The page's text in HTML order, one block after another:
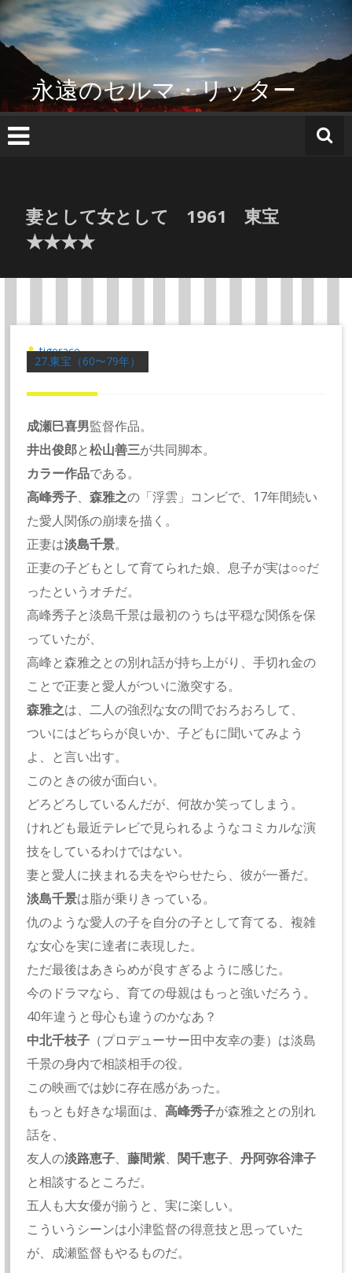
コ
ン
テ
へ
ス
キ
永遠のセルマ・リッター
妻として女として 1961 東宝
★★★★
27.東宝（60〜79年）
tigerace
成瀬巳喜男監督作品。
井出俊郎と松山善三が共同脚本。
カラー作品である。
高峰秀子、森雅之の「浮雲」コンビで、17年間続い
た愛人関係の崩壊を描く。
正妻は淡島千景。
正妻の子どもとして育てられた娘、息子が実は○○だ
ったというオチだ。
高峰秀子と淡島千景は最初のうちは平穏な関係を保
っていたが、
高峰と森雅之との別れ話が持ち上がり、手切れ金の
ことで正妻と愛人がついに激突する。
森雅之は、二人の強烈な女の間でおろおろして、
ついにはどちらが良いか、子どもに聞いてみよう
よ、と言い出す。
このときの彼が面白い。
どろどろしているんだが、何故か笑ってしまう。
けれども最近テレビで見られるようなコミカルな演
技をしているわけではない。
妻と愛人に挟まれる夫をやらせたら、彼が一番だ。
淡島千景は脂が乗りきっている。
仇のような愛人の子を自分の子として育てる、複雑
な女心を実に達者に表現した。
ただ最後はあきらめが良すぎるように感じた。
今のドラマなら、育ての母親はもっと強いだろう。
40年違うと母心も違うのかなあ？
中北千枝子 （プロデューサー田中友幸の妻）は淡島
千景の身内で相談相手の役。
この映画では妙に存在感があった。
もっとも好きな場面は、高峰秀子が森雅之との別れ
話を、
友人の淡路恵子、藤間紫、関千恵子、丹阿弥谷津子
と相談するところだ。
五人も大女優が揃うと、実に楽しい。
こういうシーンは小津監督の得意技と思っていた
が、成瀬監督もやるものだ。